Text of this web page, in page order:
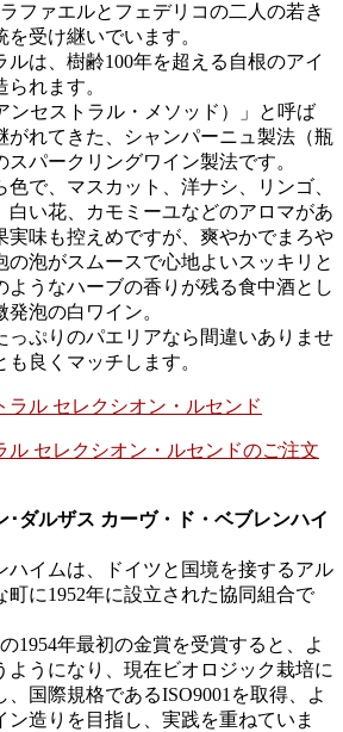
ファエルとフェデリコの二人の若き
受け継いでいます。
ルは、樹齢100年を超える自根のアイ
れます。
ンセストラル・メソッド）」と呼ば
がれてきた、シャンパーニュ製法（瓶
パークリングワイン製法です。
で、マスカット、洋ナシ、リンゴ、
白い花、カモミーユなどのアロマがあ
実味も控えめですが、爽やかでまろや
の泡がスムースで心地よいスッキリと
ようなハーブの香りが残る食中酒とし
泡の白ワイン。
っぷりのパエリアなら間違いありませ
良くマッチします。
ル セレクシオン・ルセンドのご注文
･ダルザス カーヴ・ド・ベブレンハイ
ハイムは、ドイツと国境を接するアル
町に1952年に設立された協同組合で
1954年最初の金賞を受賞すると、よ
ようになり、現在ビオロジック栽培に
国際規格であるISO9001を取得、よ
ン造りを目指し、実践を重ねていま